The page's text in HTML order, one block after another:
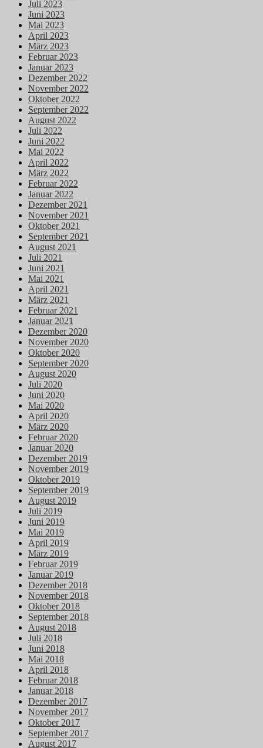
Juli 2023
Juni 2023
Mai 2023
April 2023
März 2023
Februar 2023
Januar 2023
Dezember 2022
November 2022
Oktober 2022
September 2022
August 2022
Juli 2022
Juni 2022
Mai 2022
April 2022
März 2022
Februar 2022
Januar 2022
Dezember 2021
November 2021
Oktober 2021
September 2021
August 2021
Juli 2021
Juni 2021
Mai 2021
April 2021
März 2021
Februar 2021
Januar 2021
Dezember 2020
November 2020
Oktober 2020
September 2020
August 2020
Juli 2020
Juni 2020
Mai 2020
April 2020
März 2020
Februar 2020
Januar 2020
Dezember 2019
November 2019
Oktober 2019
September 2019
August 2019
Juli 2019
Juni 2019
Mai 2019
April 2019
März 2019
Februar 2019
Januar 2019
Dezember 2018
November 2018
Oktober 2018
September 2018
August 2018
Juli 2018
Juni 2018
Mai 2018
April 2018
Februar 2018
Januar 2018
Dezember 2017
November 2017
Oktober 2017
September 2017
August 2017